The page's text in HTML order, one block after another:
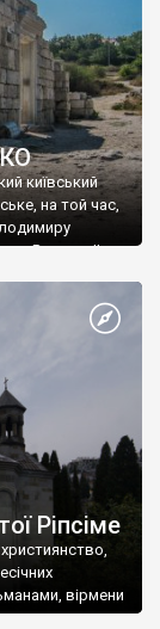
київський
на той час,
Василю ІІ, та
Таврійського
Ріпсіме
вірмени